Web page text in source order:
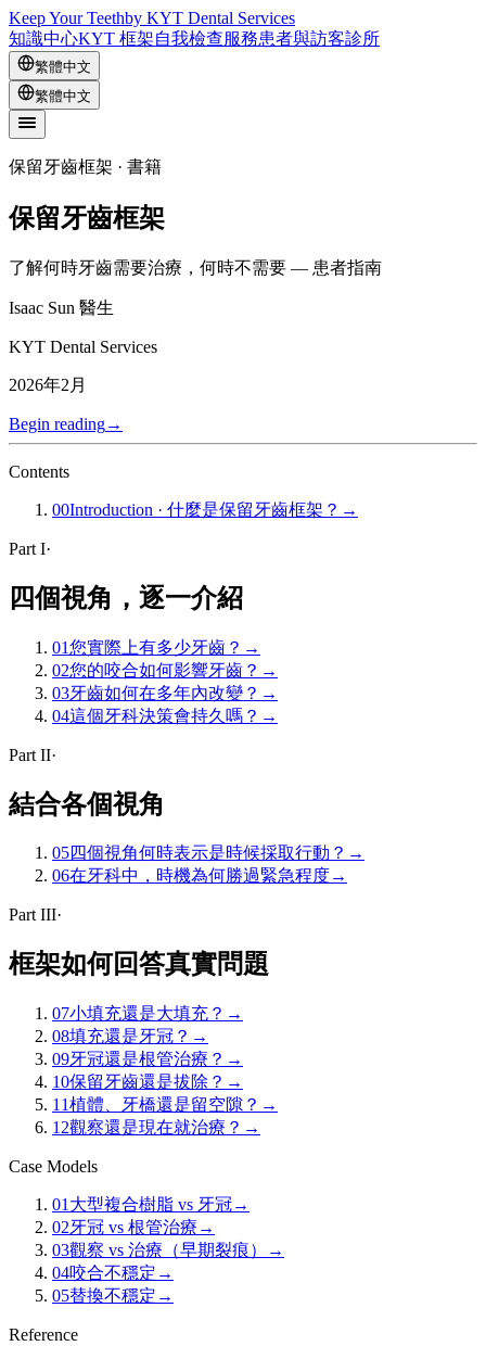
Keep Your Teethby KYT Dental Services
知識中心KYT 框架自我檢查服務患者與訪客診所
繁體中文
繁體中文
保留牙齒框架 · 書籍
保留牙齒框架
了解何時牙齒需要治療，何時不需要 — 患者指南
Isaac Sun 醫生
KYT Dental Services
2026年2月
Begin reading→
Contents
00Introduction · 什麼是保留牙齒框架？ →
Part I·
四個視角，逐一介紹
01您實際上有多少牙齒？ →
02您的咬合如何影響牙齒？ →
03牙齒如何在多年內改變？ →
04這個牙科決策會持久嗎？ →
Part II·
結合各個視角
05四個視角何時表示是時候採取行動？ →
06在牙科中，時機為何勝過緊急程度→
PartIII·
框架如何回答真實問題
07小填充還是大填充？ →
08填充還是牙冠？ →
09牙冠還是根管治療？ →
10保留牙齒還是拔除？ →
11植體、牙橋還是留空隙？ →
12觀察還是現在就治療？ →
Case Models
01 大型複合樹脂 vs 牙冠→
02牙冠 vs 根管治療 →
03觀察 vs 治療（早期裂痕）
→
04咬合不穩定 →
05替換不穩定 →
Reference